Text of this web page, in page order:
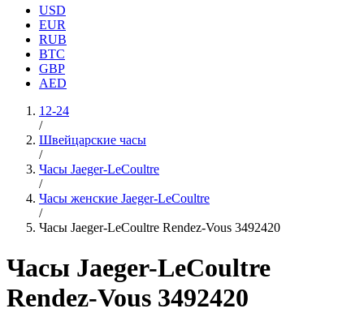
USD
EUR
RUB
BTC
GBP
AED
12-24
/
Швейцарские часы
/
Часы Jaeger-LeCoultre
/
Часы женские Jaeger-LeCoultre
/
Часы Jaeger-LeCoultre Rendez-Vous 3492420
Часы Jaeger-LeCoultre
Rendez-Vous 3492420